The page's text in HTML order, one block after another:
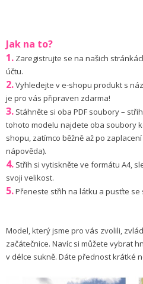
Jak na to?
1. Zaregistrujte se na našich
účtu.
2.Vyhledejte v e-shopu produkt s
je pro vás připraven zdarma!
3. Stáhněte si oba PDF soubory –
tohoto modelu najdete oba soubory
shopu, zatímco běžně až po zaplacení
nápověda).
4. Střih si vytiskněte ve formátu A4,
svoji velikost.
5.Přeneste střih na látku a pusťte se
Model, který jsme pro vás zvolili,
začátečnice. Navíc si můžete vybrat
v délce sukně. Dáte přednost krátké